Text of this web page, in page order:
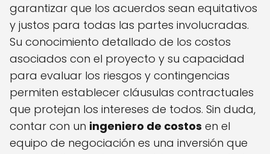
garantizar que los acuerdos sean equitativos
y justos para todas las partes involucradas.
Su conocimiento detallado de los costos
asociados con el proyecto y su capacidad
para evaluar los riesgos y contingencias
permiten establecer cláusulas contractuales
que protejan los intereses de todos. Sin duda,
contar con un ingeniero de costos en el
equipo de negociación es una inversión que